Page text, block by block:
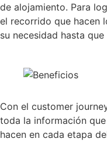
de alojamiento. Para
el recorrido que hacen
su necesidad hasta que
Con el customer
toda la información
hacen en cada etapa